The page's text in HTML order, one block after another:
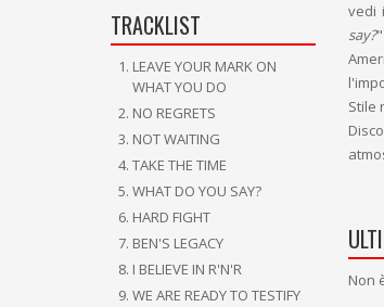
TRACKLIST
LEAVE YOUR MARK ON
WHAT YOU DO
NO REGRETS
NOT WAITING
TAKE THE TIME
WHAT DO YOU SAY?
HARD FIGHT
BEN'S LEGACY
I BELIEVE IN R'N'R
WE ARE READY TO TESTIFY
vedi
say?
Stile
Non